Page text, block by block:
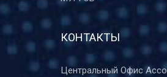
КОНТАКТЫ
Центральный Офис